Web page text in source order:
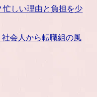
しい理由と負担を少
会人から転職組の風